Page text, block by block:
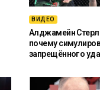
ВИДЕО
Алджамейн
почему
запрещённого